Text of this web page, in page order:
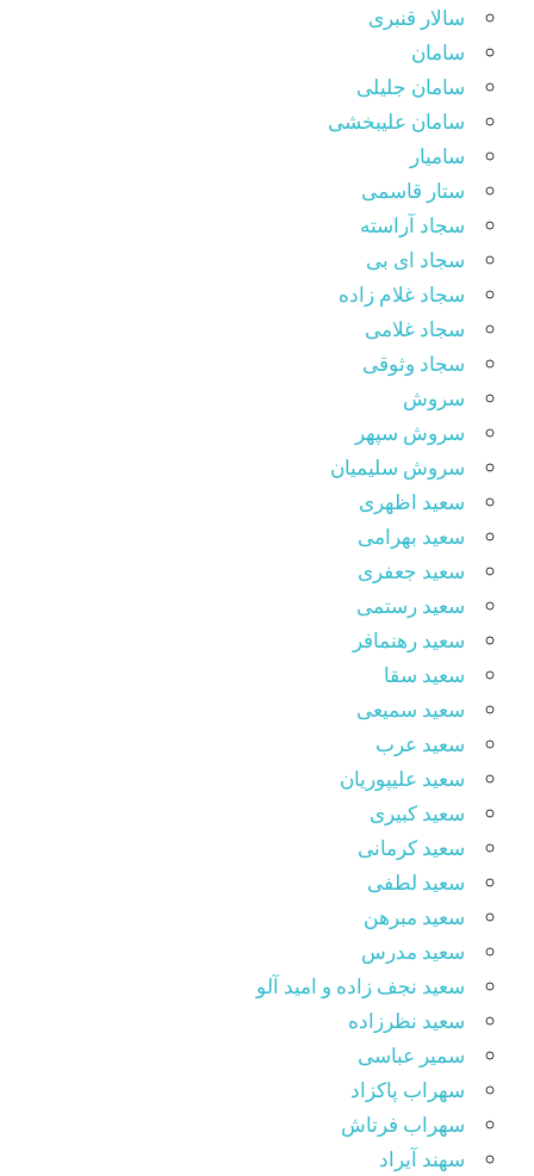
سالار قنبری
سامان
سامان جلیلی
سامان علیبخشی
سامیار
ستار قاسمی
سجاد آراسته
سجاد ای بی
سجاد غلام زاده
سجاد غلامی
سجاد وثوقى
سروش
سروش سپهر
سروش سلیمیان
سعید اظهری
سعید بهرامی
سعید جعفری
سعید رستمی
سعید رهنمافر
سعید سقا
سعید سمیعی
سعید عرب
سعید علیپوریان
سعید کبیری
سعید کرمانی
سعید لطفی
سعید مبرهن
سعید مدرس
سعید نجف زاده و امید آلو
سعید نظرزاده
سمیر عباسی
سهراب پاکزاد
سهراب فرتاش
سهند آیراد